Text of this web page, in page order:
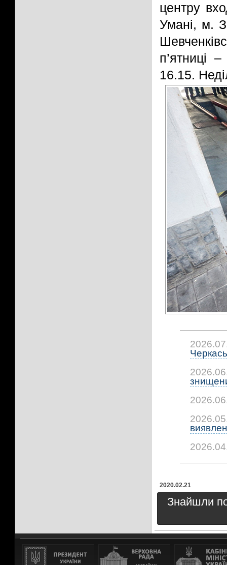
центру
Умані, м.
п’ятниці
16.15.
2020.02.21
Знайшли